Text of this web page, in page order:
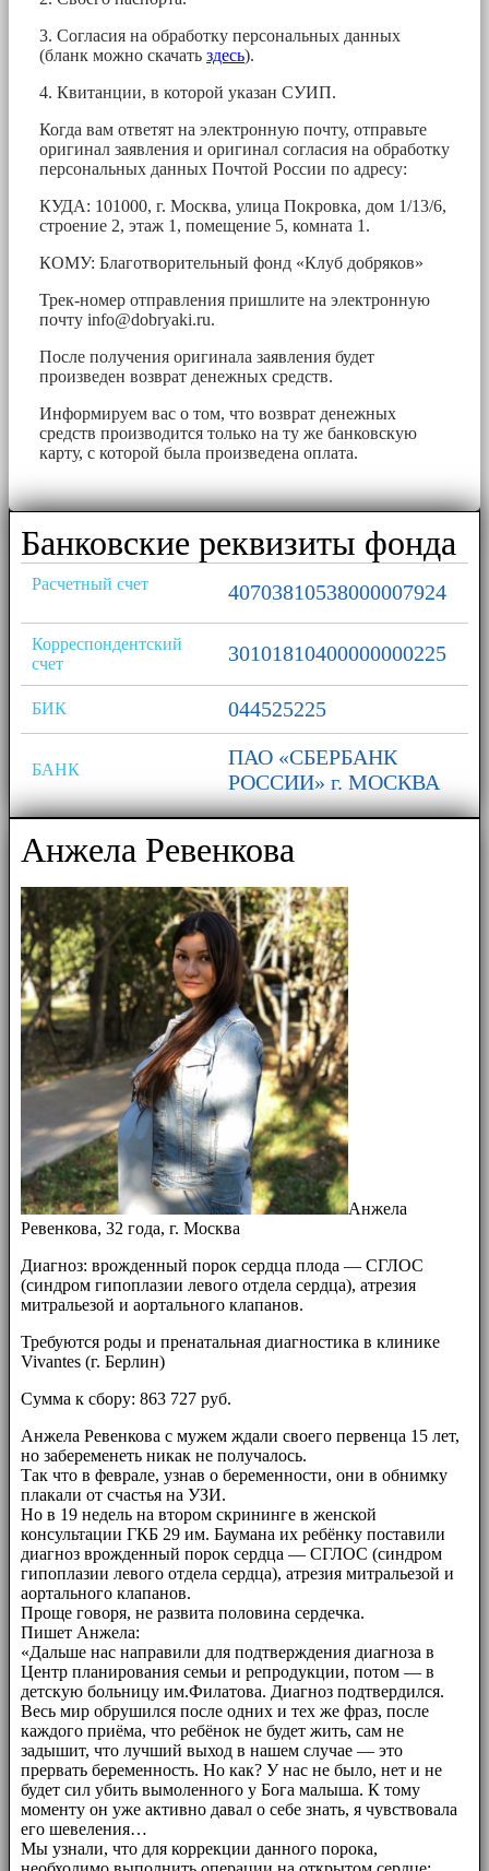
3. Согласия на обработку персональных данных
(бланк можно скачать здесь).
4. Квитанции, в которой указан СУИП.
Когда вам ответят на электронную почту, отправьте
оригинал заявления и оригинал согласия на обработку
персональных данных Почтой России по адресу:
КУДА: 101000, г. Москва, улица Покровка, дом 1/13/6,
строение 2, этаж 1, помещение 5, комната 1.
КОМУ: Благотворительный фонд «Клуб добряков»
Трек-номер отправления пришлите на электронную
почту info@dobryaki.ru.
После получения оригинала заявления будет
произведен возврат денежных средств.
Информируем вас о том, что возврат денежных
средств производится только на ту же банковскую
карту, с которой была произведена оплата.
Банковские реквизиты фонда
Расчетный счет 40703810538000007924
Корреспондентский
счет
30101810400000000225
БИК 044525225
БАНК
ПАО «СБЕРБАНК
РОССИИ» г. МОСКВА
Анжела Ревенкова
Анжела
Ревенкова, 32 года, г. Москва
Диагноз: врожденный порок сердца плода — СГЛОС
(синдром гипоплазии левого отдела сердца), атрезия
митральезой и аортального клапанов.
Требуются роды и пренатальная диагностика в клинике
Vivantes (г. Берлин)
Сумма к сбору: 863 727 руб.
Анжела Ревенкова с мужем ждали своего первенца 15 лет,
но забеременеть никак не получалось.
Так что в феврале, узнав о беременности, они в обнимку
плакали от счастья на УЗИ.
Но в 19 недель на втором скрининге в женской
консультации ГКБ 29 им. Баумана их ребёнку поставили
диагноз врожденный порок сердца — СГЛОС (синдром
гипоплазии левого отдела сердца), атрезия митральезой и
аортального клапанов.
Проще говоря, не развита половина сердечка.
Пишет Анжела:
«Дальше нас направили для подтверждения диагноза в
Центр планирования семьи и репродукции, потом — в
детскую больницу им.Филатова. Диагноз подтвердился.
Весь мир обрушился после одних и тех же фраз, после
каждого приёма, что ребёнок не будет жить, сам не
задышит, что лучший выход в нашем случае — это
прервать беременность. Но как? У нас не было, нет и не
будет сил убить вымоленного у Бога малыша. К тому
моменту он уже активно давал о себе знать, я чувствовала
его шевеления…
Мы узнали, что для коррекции данного порока,